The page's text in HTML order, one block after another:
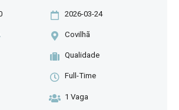
2026-03-24
Covilhã
Qualidade
Full-Time
1 Vaga